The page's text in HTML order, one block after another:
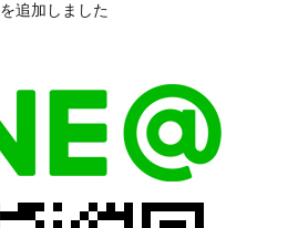
追加しました